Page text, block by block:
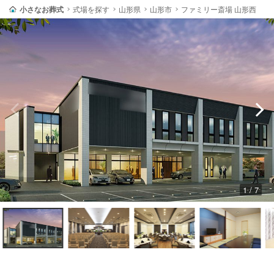
小さなお葬式 式場を探す 山形県 山形市 ファミリー斎場 山形西
1 / 7